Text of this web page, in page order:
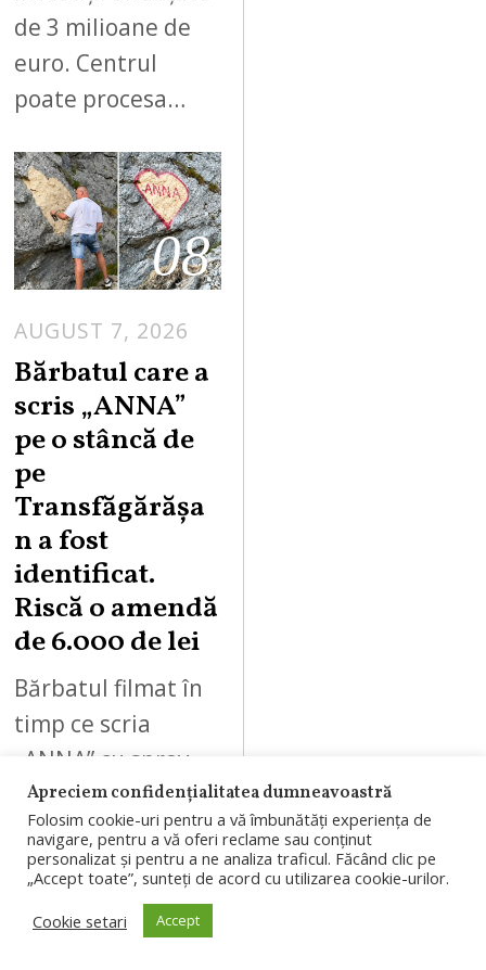
de 3 milioane de
euro. Centrul
poate procesa…
08
AUGUST 7, 2026
Bărbatul care a
scris „ANNA”
pe o stâncă de
pe
Transfăgărășa
n a fost
identificat.
Riscă o amendă
de 6.000 de lei
Bărbatul filmat în
timp ce scria
„ANNA” cu spray
pe o stâncă de pe
Transfăgărășan a
fost identificat de
polițiști. Garda
de…
Apreciem confidențialitatea dumneavoastră
Folosim cookie-uri pentru a vă îmbunătăți experiența de
navigare, pentru a vă oferi reclame sau conținut
personalizat și pentru a ne analiza traficul. Făcând clic pe
„Accept toate”, sunteți de acord cu utilizarea cookie-urilor.
Cookie setari
Accept